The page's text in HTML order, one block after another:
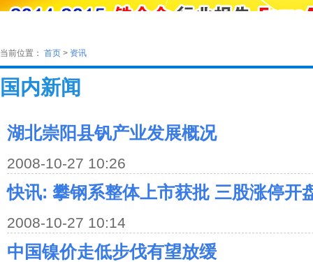
当前位置： 首页 > 资讯
国内新闻
湖北崇阳县钒产业发展概况
2008-10-27 10:26
快讯: 攀钢系整体上市获批 三股涨停开
2008-10-27 10:14
中国镍价走低步伐有望放缓